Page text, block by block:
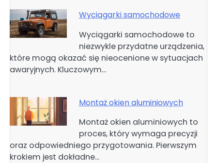
Wyciągarki samochodowe
Wyciągarki samochodowe to
niezwykle przydatne urządzenia,
które mogą okazać się nieocenione w sytuacjach
awaryjnych. Kluczowym…
Montaż okien aluminiowych
Montaż okien aluminiowych to
proces, który wymaga precyzji
oraz odpowiedniego przygotowania. Pierwszym
krokiem jest dokładne…